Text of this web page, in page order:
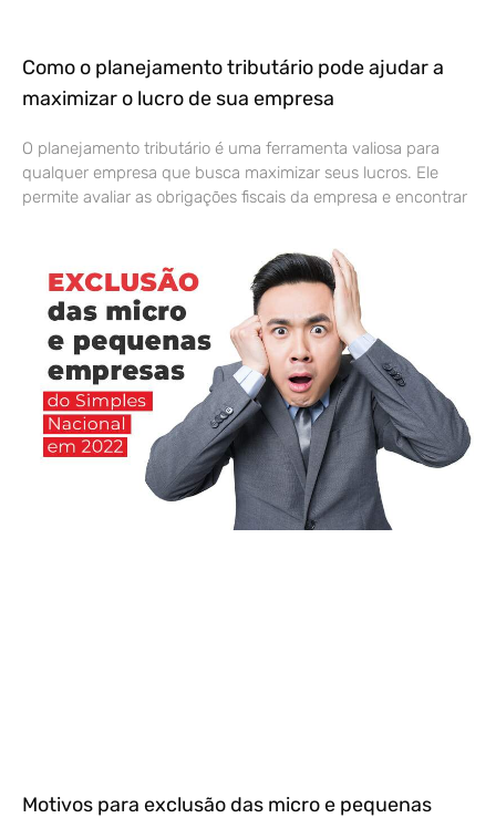
Como o planejamento tributário pode ajudar a
maximizar o lucro de sua empresa
O planejamento tributário é uma ferramenta valiosa para
qualquer empresa que busca maximizar seus lucros. Ele
permite avaliar as obrigações fiscais da empresa e encontrar
Motivos para exclusão das micro e pequenas